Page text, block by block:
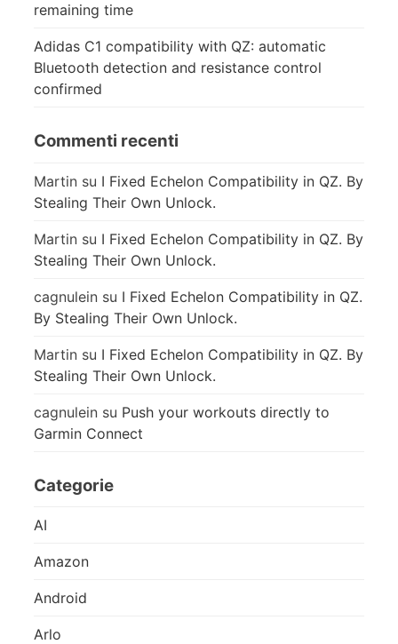
remaining time
Adidas C1 compatibility with QZ: automatic
Bluetooth detection and resistance control
confirmed
Commenti recenti
Martin su I Fixed Echelon Compatibility in QZ. By
Stealing Their Own Unlock.
Martin su I Fixed Echelon Compatibility in QZ. By
Stealing Their Own Unlock.
cagnulein su I Fixed Echelon Compatibility in QZ.
By Stealing Their Own Unlock.
Martin su I Fixed Echelon Compatibility in QZ. By
Stealing Their Own Unlock.
cagnulein su Push your workouts directly to
Garmin Connect
Categorie
AI
Amazon
Android
Arlo